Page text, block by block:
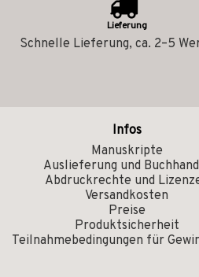
Lieferung
Schnelle Lieferung, ca. 2–5
Infos
Manuskripte
Auslieferung und
Abdruckrechte und
Versandkosten
Preise
Produktsicherheit
Teilnahmebedingungen für